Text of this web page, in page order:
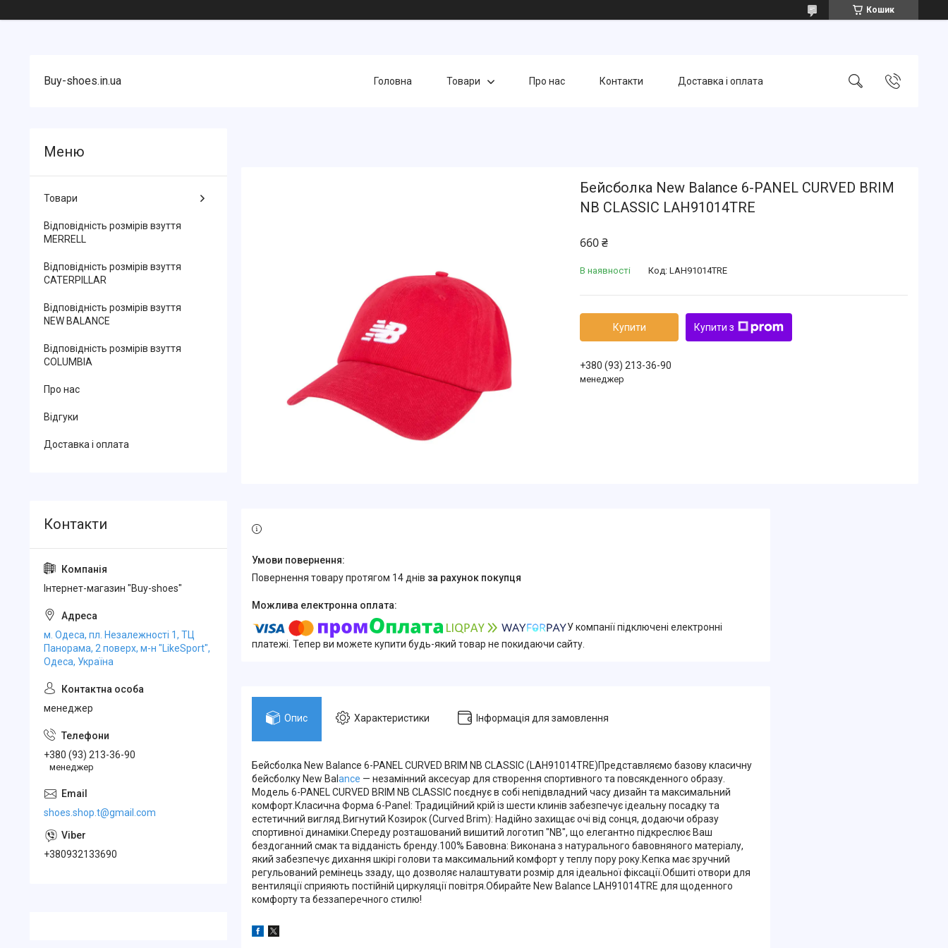
Кошик
Buy-shoes.in.ua Головна Товари Про нас Контакти Доставка і оплата
Бейсболка New Balance 6-PANEL CURVED BRIM
NB CLASSIC LAH91014TRE
660 ₴
В наявності Код: LAH91014TRE
Купити Купити з
+380 (93) 213-36-90
менеджер
повернення товару протягом 14 днів за рахунок покупця
У компанії підключені електронні
платежі. Тепер ви можете купити будь-який товар не покидаючи сайту.
Опис Характеристики Інформація для замовлення
Бейсболка New Balance 6-PANEL CURVED BRIM NB CLASSIC (LAH91014TRE)Представляємо базову класичну
бейсболку New Bal ance — незамінний аксесуар для створення спортивного та повсякденного образу.
Модель 6-PANEL CURVED BRIM NB CLASSIC поєднує в собі непідвладний часу дизайн та максимальний
комфорт.Класична Форма 6-Panel: Традиційний крій із шести клинів забезпечує ідеальну посадку та
естетичний вигляд.Вигнутий Козирок (Curved Brim): Надійно захищає очі від сонця, додаючи образу
спортивної динаміки.Спереду розташований вишитий логотип "NB", що елегантно підкреслює Ваш
бездоганний смак та відданість бренду.100% Бавовна: Виконана з натурального бавовняного матеріалу,
який забезпечує дихання шкірі голови та максимальний комфорт у теплу пору року.Кепка має зручний
регульований ремінець ззаду, що дозволяє налаштувати розмір для ідеальної фіксації.Обшиті отвори для
вентиляції сприяють постійній циркуляції повітря.Обирайте New Balance LAH91014TRE для щоденного
комфорту та беззаперечного стилю!
Товари
Відповідність розмірів взуття
MERRELL
Відповідність розмірів взуття
CATERPILLAR
Відповідність розмірів взуття
NEW BALANCE
Відповідність розмірів взуття
COLUMBIA
Про нас
Відгуки
Доставка і оплата
Інтернет-магазин "Buy-shoes"
м. Одеса, пл. Незалежності 1, ТЦ
Панорама, 2 поверх, м-н "LikeSport",
Одеса, Україна
менеджер
+380 (93) 213-36-90
менеджер
shoes.shop.t@gmail.com
+380932133690